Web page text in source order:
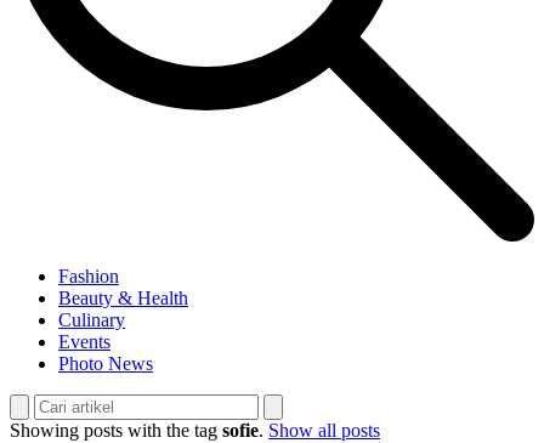
Fashion
Beauty & Health
Culinary
Events
Photo News
Showing posts with the tag sofie. Show all posts